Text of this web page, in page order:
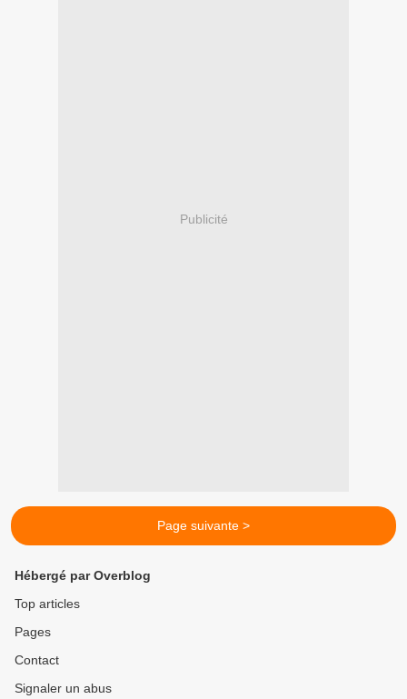
Publicité
Page suivante >
Hébergé par Overblog
Top articles
Pages
Contact
Signaler un abus